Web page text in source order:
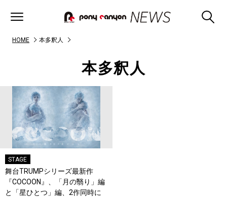
HOME 本多釈人
本多釈人
STAGE
舞台TRUMPシリーズ最新作
『COCOON』、「月の翳り」編
と「星ひとつ」編、2作同時に